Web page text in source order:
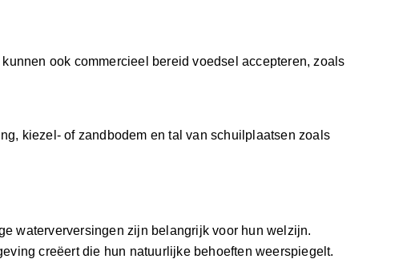
ook commercieel bereid voedsel accepteren, zoals
kiezel- of zandbodem en tal van schuilplaatsen zoals
waterverversingen zijn belangrijk voor hun welzijn.
creëert die hun natuurlijke behoeften weerspiegelt.